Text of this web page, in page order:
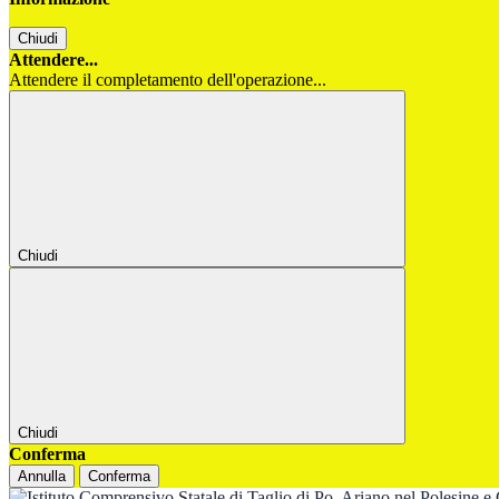
Chiudi
Attendere...
Attendere il completamento dell'operazione...
Chiudi
Chiudi
Conferma
Annulla Conferma